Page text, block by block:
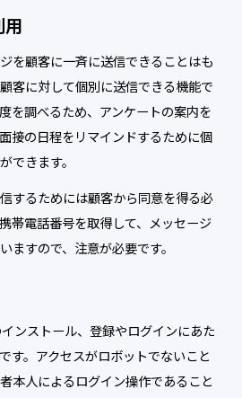
用
を顧客に一斉に送信できることはも
客に対して個別に送信できる機能で
を調べるため、アンケートの案内を
接の日程をリマインドするために個
できます。
するためには顧客から同意を得る必
帯電話番号を取得して、メッセージ
ますので、注意が必要です。
ンストール、登録やログインにあた
す。アクセスがロボットでないこと
本人によるログイン操作であること